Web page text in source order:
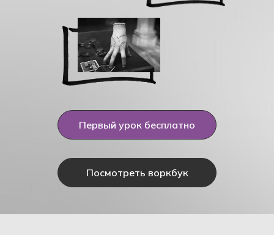
Посмотреть воркбук
Первый урок бесплатно